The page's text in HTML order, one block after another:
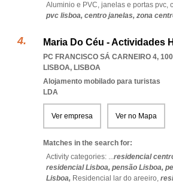
Aluminio e PVC, janelas e portas pvc,
pvc lisboa, centro janelas, zona
Maria Do Céu - Actividades
PC FRANCISCO SÁ CARNEIRO 4,
LISBOA, LISBOA
Alojamento mobilado para turistas
LDA
Ver empresa Ver no Mapa
Matches in the search for:
Activity categories: ...residencial
residencial Lisboa, pensão Lisboa,
Lisboa, Residencial lar do areeiro,